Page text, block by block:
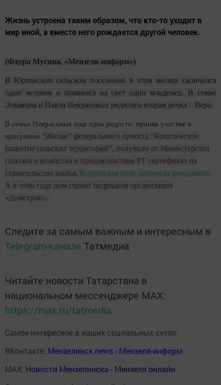
Жизнь устроена таким образом, что кто-то уходит в
мир иной, а вместо него рождается другой человек.
(Флура Мусина, «Мензеля-информ»)
В Юртовском сельском поселении в этом месяце скончался
один человек и появился на свет один младенец. В семье
Эльмиры и Павла Некрасовых родилась вторая дочка – Вера.
В семье Некрасовых еще одна радость: приняв участие в
программе “Жилье” федерального проекта “Комплексное
развитие сельских территорий”, получили от Министерства
сельского хозяйства и продовольствия РТ сертификат на
строительство жилья. В прошлом году заложили фундамент.
А в этом году дом строит подрядная организация
«Домстрой».
Следите за самым важным и интересным в
Telegram-канале Татмедиа
Читайте новости Татарстана в
национальном мессенджере MАХ:
https://max.ru/tatmedia
Самое интересное в наших социальных сетях:
ВКонтакте: Мензелинск news - Мензеля-информ
MAX: Новости Мензелинска - Мензеля онлайн